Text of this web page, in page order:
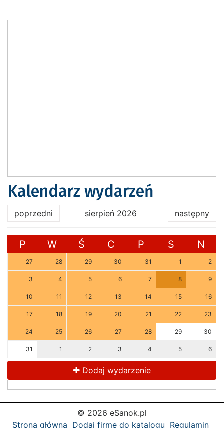
Kalendarz wydarzeń
poprzedni sierpień 2026 następny
P W Ś C P S N
27 28 29 30 31 1 2
3 4 5 6 7 8 9
10 11 12 13 14 15 16
17 18 19 20 21 22 23
24 25 26 27 28 29 30
31 1 2 3 4 5 6
Dodaj wydarzenie
© 2026 eSanok.pl
Strona główna Dodaj firmę do katalogu Regulamin